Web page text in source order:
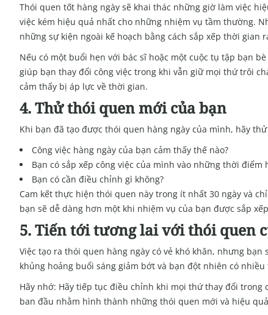
Thói quen tốt hàng ngày sẽ khai thác những giờ làm việc
việc kém hiệu quả nhất cho những nhiệm vụ tầm thường.
những sự kiện ngoài kế hoạch bằng cách sắp xếp thời
Nếu có một buổi hẹn với bác sĩ hoặc một cuộc tụ tập bạn
giúp bạn thay đổi công việc trong khi vẫn giữ mọi thứ trôi
cảm thấy bị áp lực về thời gian.
4. Thử thói quen mới của bạn
Khi bạn đã tạo được thói quen hàng ngày của mình, hãy
Công việc hàng ngày của bạn cảm thấy thế nào?
Bạn có sắp xếp công việc của mình vào những thời điểm
Bạn có cần điều chỉnh gì không?
Cam kết thực hiện thói quen này trong ít nhất 30 ngày và
bạn sẽ dễ dàng hơn một khi nhiệm vụ của bạn được sắp
5. Tiến tới tương lai với thói quen
Việc tạo ra thói quen hàng ngày có vẻ khó khăn, nhưng
khủng hoảng buổi sáng giảm bớt và bạn đột nhiên có
Hãy nhớ: Hãy tiếp tục điều chỉnh khi mọi thứ thay đổi trong
ban đầu nhằm hình thành những thói quen mới và hiệu